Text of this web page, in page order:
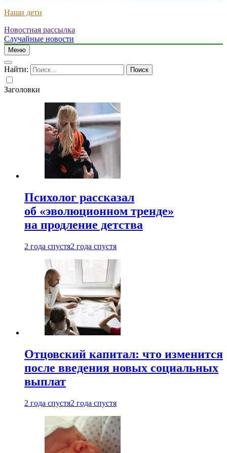
Наши дети
Новостная рассылка
Случайные новости
Меню
Найти:
Заголовки
Психолог рассказал
об «эволюционном тренде»
на продление детства
2 года спустя2 года спустя
Отцовский капитал: что изменится
после введения новых социальных
выплат
2 года спустя2 года спустя